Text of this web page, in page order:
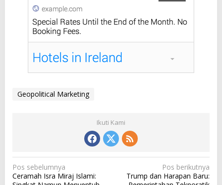
Geopolitical Marketing
Ikuti Kami
N
a
Pos sebelumnya
Ceramah Isra Miraj Islami:
Pos berikutnya
Trump dan Harapan Baru: